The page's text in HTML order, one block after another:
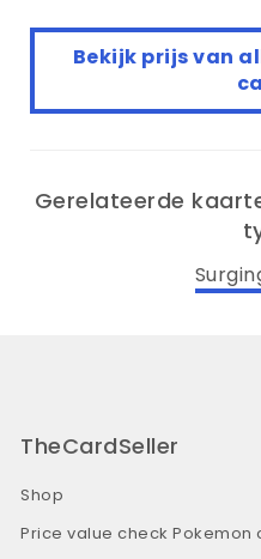
Bekijk prijs van
Gerelateerde
TheCardSeller
Shop
Price value check Pokemon